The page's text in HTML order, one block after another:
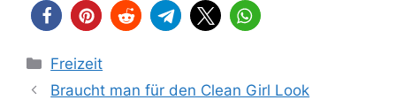
Kategorien
Freizeit
Braucht man für den Clean Girl Look